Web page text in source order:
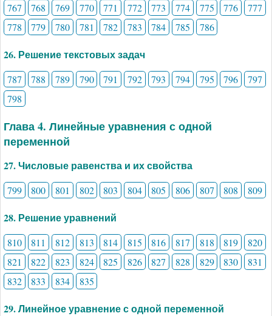
767
768 769 770 771 772 773 774 775 776
777
778
779 780 781 782 783 784 785 786
26. Решение текстовых задач
787 788 789 790 791 792 793 794 795 796
797
798
Глава 4. Линейные уравнения с одной
переменной
27. Числовые равенства и их свойства
799 800 801 802 803 804 805 806 807 808 809
28. Решение уравнений
810 811 812 813 814 815 816 817 818 819
820
821
822 823 824 825 826 827 828 829 830
831
832
833 834 835
29. Линейное уравнение с одной переменной